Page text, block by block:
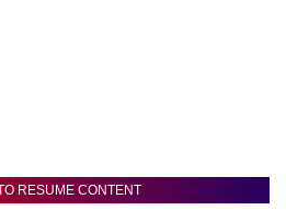
RESUME CONTENT